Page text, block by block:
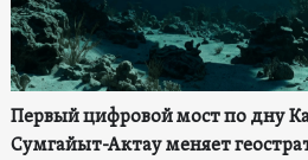
Первый цифровой мост по дну
Сумгайыт-Актау меняет